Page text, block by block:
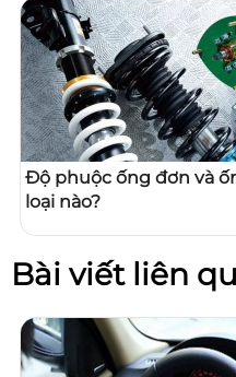
Độ phuộc ống đơn và
loại nào?
Bài viết liên